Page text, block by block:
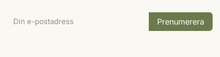
Prenumerera